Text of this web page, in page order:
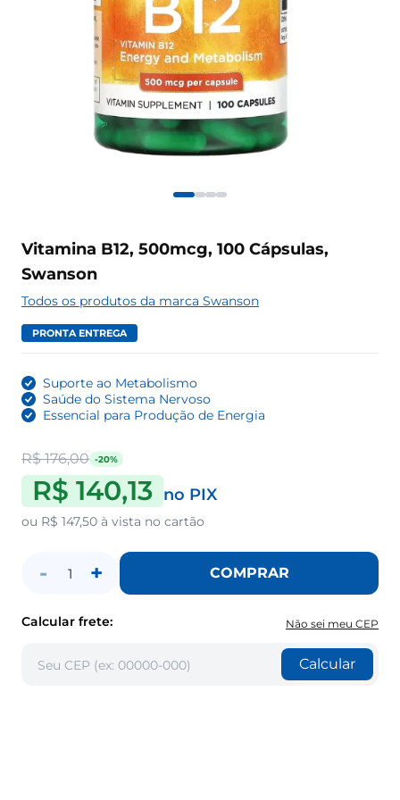
Vitamina B12, 500mcg, 100 Cápsulas,
Swanson
Todos os produtos da marca Swanson
PRONTA ENTREGA
Suporte ao Metabolismo
Saúde do Sistema Nervoso
Essencial para Produção de Energia
R$ 176,00 -20%
R$ 140,13 no PIX
ou R$ 147,50 à vista no cartão
- 1 + COMPRAR
Calcular frete: Não sei meu CEP
Calcular